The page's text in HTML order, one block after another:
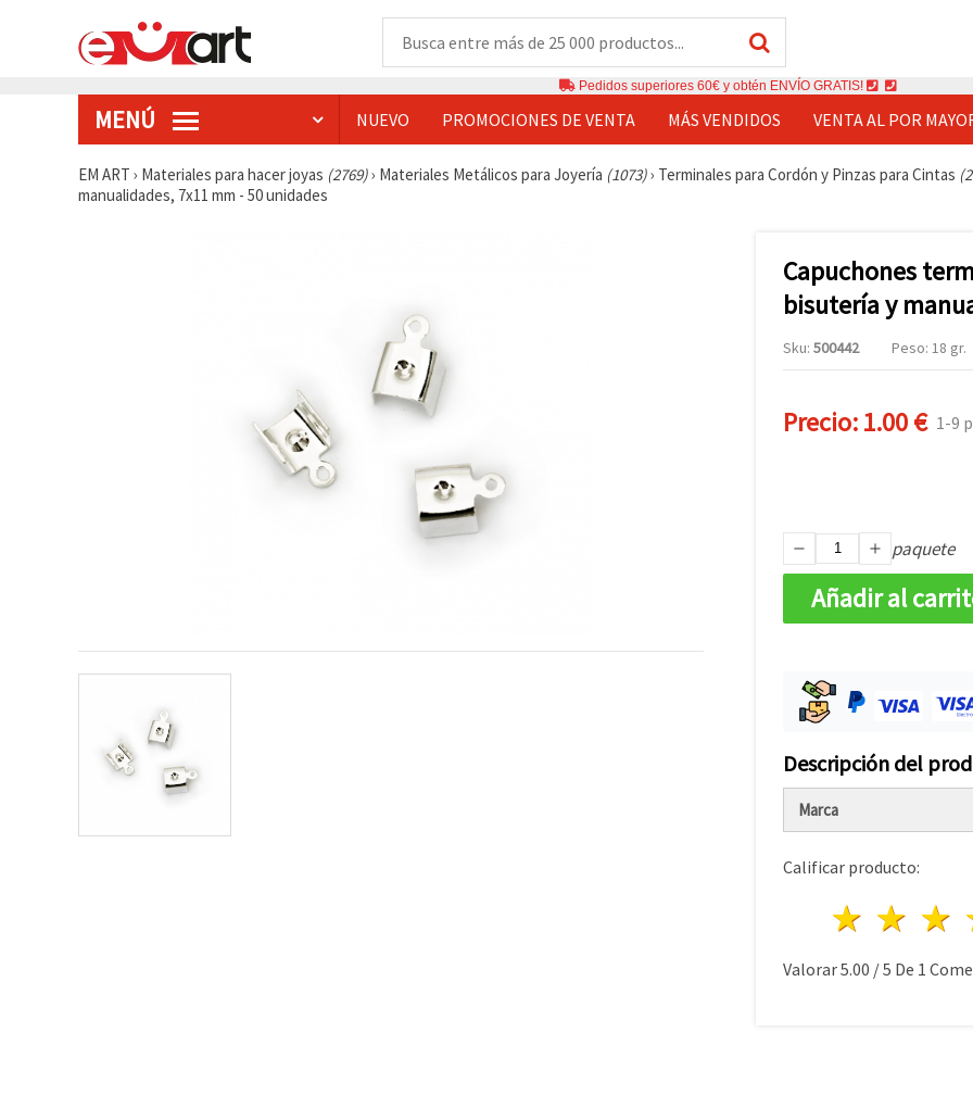
Pedidos superiores 60€ y obtén ENVÍO GRATIS!
MENÚ NUEVO PROMOCIONES DE VENTA MÁS VENDIDOS VENTA AL POR
EM ART › Materiales para hacer joyas (2769)› Materiales Metálicos para Joyería (1073)› Terminales para Cordón y Pinzas para Cintas
manualidades, 7x11 mm - 50 unidades
Capuchones
bisutería y
Sku: 500442 Peso: 18 gr.
Precio:1.00 € 1-9
paquete
Añadir al
Descripción del
Marca
Calificar producto:
2
1
Valorar5.00 /5 De 1